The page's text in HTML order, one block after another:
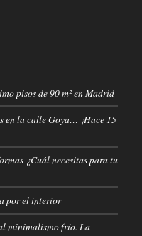
pisos de 90 m² en Madrid
en la calle Goya… ¡Hace 15
¿Cuál necesitas para tu
por el interior
minimalismo frío. La